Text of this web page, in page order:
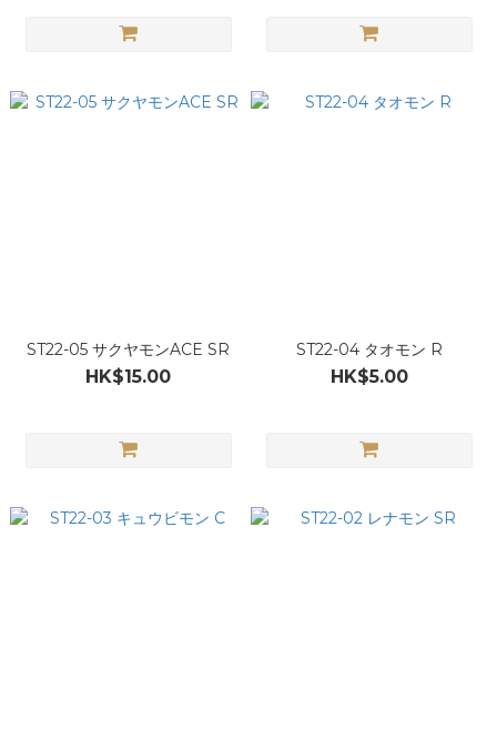
ST22-05 サクヤモンACE SR
HK$15.00
ST22-04 タオモン R
HK$5.00